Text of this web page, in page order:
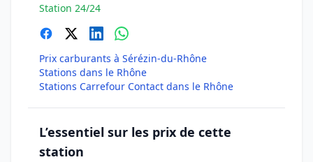
Station 24/24
Prix carburants à Sérézin-du-Rhône
Stations dans le Rhône
Stations Carrefour Contact dans le Rhône
L’essentiel sur les prix de cette
station